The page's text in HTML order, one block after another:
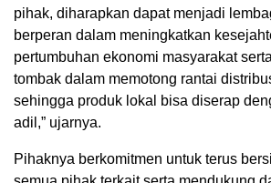
pihak, diharapkan dapat menjadi
berperan dalam meningkatkan
pertumbuhan ekonomi masyarakat
tombak dalam memotong rantai
sehingga produk lokal bisa diserap
adil,” ujarnya.
Pihaknya berkomitmen untuk terus